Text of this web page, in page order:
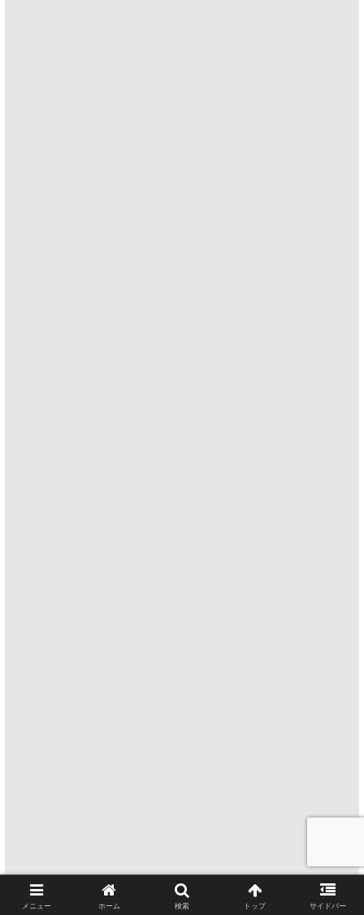
メニュー ホーム 検索 トップ サイドバー